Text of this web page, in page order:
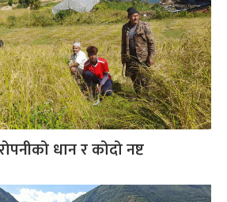
धान र कोदो नष्ट